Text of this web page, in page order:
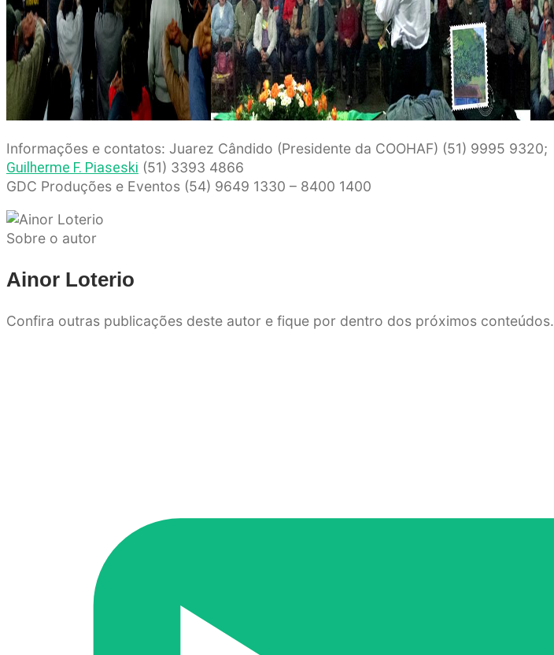
Informações e contatos: Juarez Cândido (Presidente da COOHAF) (51) 9995 9320;
Guilherme F. Piaseski (51) 3393 4866
GDC Produções e Eventos (54) 9649 1330 – 8400 1400
Sobre o autor
Ainor Loterio
Confira outras publicações deste autor e fique por dentro dos próximos conteúdos.